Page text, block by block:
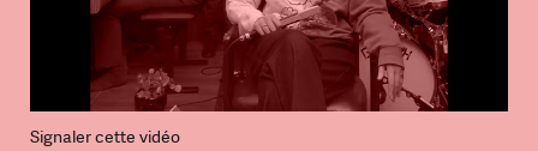
Signaler cette vidéo